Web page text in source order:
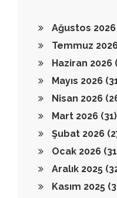
Ağustos 2026
Temmuz
Haziran 2026
Mayıs 2026
Nisan 2026
Mart 2026 (31)
Şubat 2026
Ocak 2026
Aralık 2025
Kasım 2025